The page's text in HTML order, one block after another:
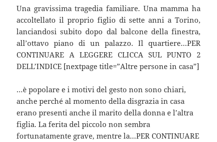
Una gravissima tragedia familiare. Una mamma ha
accoltellato il proprio figlio di sette anni a Torino,
lanciandosi subito dopo dal balcone della finestra,
all’ottavo piano di un palazzo. Il quartiere…PER
CONTINUARE A LEGGERE CLICCA SUL PUNTO 2
DELL’INDICE [nextpage title=”Altre persone in casa”]
…è popolare e i motivi del gesto non sono chiari,
anche perché al momento della disgrazia in casa
erano presenti anche il marito della donna e l’altra
figlia. La ferita del piccolo non sembra
fortunatamente grave, mentre la…PER CONTINUARE